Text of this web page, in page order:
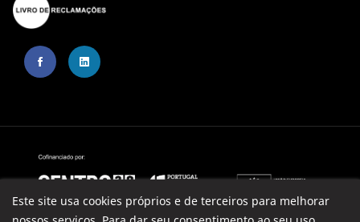
Este site usa cookies próprios e de terceiros para melhorar